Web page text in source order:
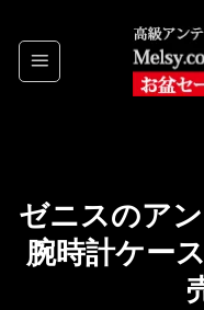
to
content
ゼニスのア
腕時計ケー